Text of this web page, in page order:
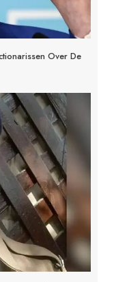
Over De